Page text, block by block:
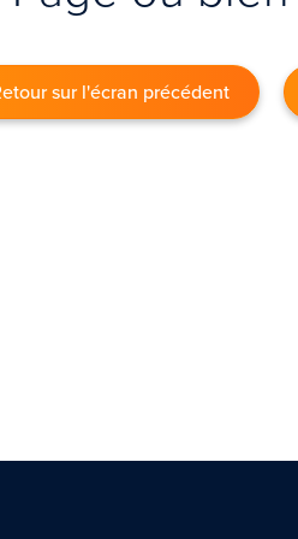
sur l'écran précédent